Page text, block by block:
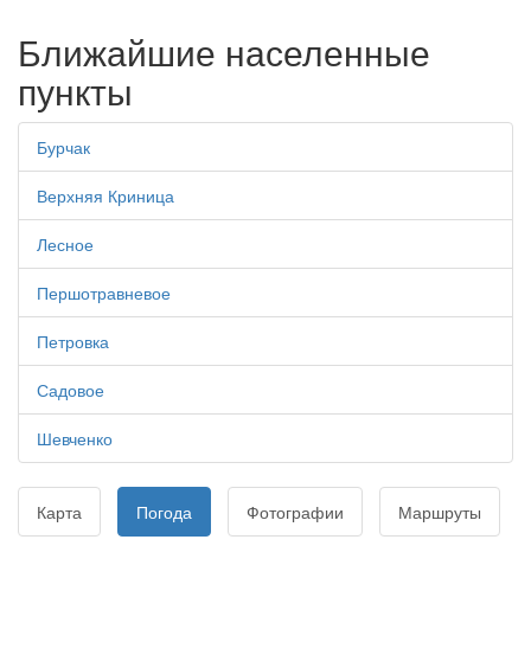
Ближайшие населенные
пункты
Бурчак
Верхняя Криница
Лесное
Першотравневое
Петровка
Садовое
Шевченко
Карта Погода Фотографии Маршруты